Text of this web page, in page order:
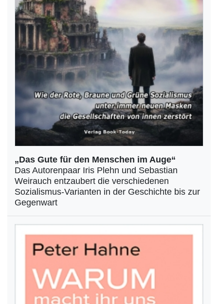
„Das Gute für den Menschen im Auge“
Das Autorenpaar Iris Plehn und Sebastian
Weirauch entzaubert die verschiedenen
Sozialismus-Varianten in der Geschichte bis zur
Gegenwart